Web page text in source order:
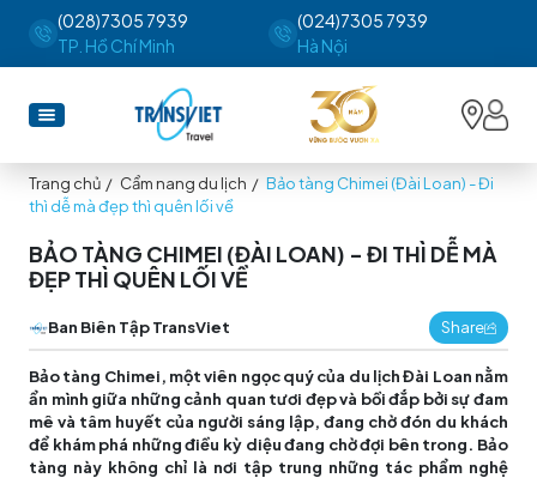
(028)7305 7939
TP. Hồ Chí Minh
(024)7305 7939
Hà Nội
Trang chủ / Cẩm nang du lịch / Bảo tàng Chimei (Đài Loan) - Đi
thì dễ mà đẹp thì quên lối về
BẢO TÀNG CHIMEI (ĐÀI LOAN) - ĐI THÌ DỄ MÀ
ĐẸP THÌ QUÊN LỐI VỀ
Ban Biên Tập TransViet Share
Bảo tàng Chimei, một viên ngọc quý của du lịch Đài Loan nằm
ẩn mình giữa những cảnh quan tươi đẹp và bồi đắp bởi sự đam
mê và tâm huyết của người sáng lập, đang chờ đón du khách
để khám phá những điều kỳ diệu đang chờ đợi bên trong. Bảo
tàng này không chỉ là nơi tập trung những tác phẩm nghệ